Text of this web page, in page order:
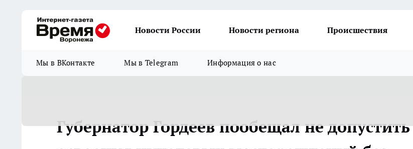
Новости России Новости региона Происшествия
Мы в ВКонтакте Мы в Telegram Информация о нас
Губернатор Гордеев пообещал не допустить